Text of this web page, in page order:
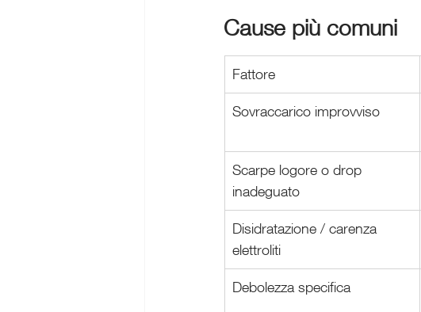
Cause più comuni
Fattore
Sovraccarico improvviso
Scarpe logore o drop
inadeguato
Disidratazione / carenza
elettroliti
Debolezza specifica